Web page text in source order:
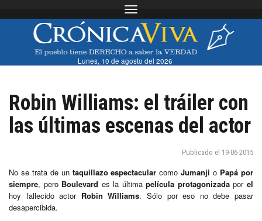
Toggle navigation
Lunes, 10 de agosto del 2026
Robin Williams: el tráiler con
las últimas escenas del actor
Publicado el 19-06-2015
No se trata de un taquillazo espectacular comoJumanji o Papá por
siempre, pero Boulevard es la últimapelícula protagonizadaporel
hoy fallecido actor Robin Williams. Sólo por eso no debe pasar
desapercibida.